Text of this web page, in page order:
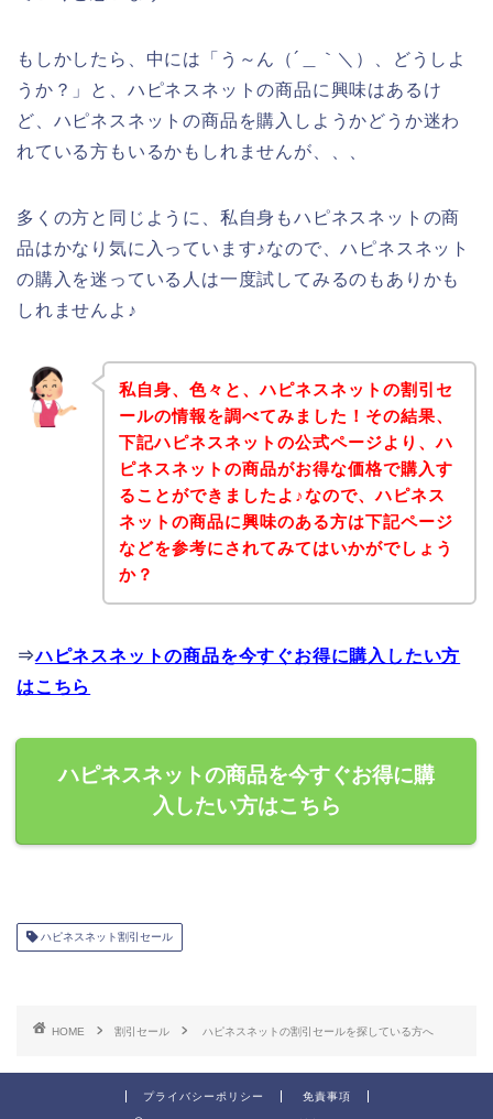
もしかしたら、中には「う～ん（´＿｀＼）、どうしよ
うか？」と、ハピネスネットの商品に興味はあるけ
ど、ハピネスネットの商品を購入しようかどうか迷わ
れている方もいるかもしれませんが、、、
多くの方と同じように、私自身もハピネスネットの商
品はかなり気に入っています♪なので、ハピネスネット
の購入を迷っている人は一度試してみるのもありかも
しれませんよ♪
私自身、色々と、ハピネスネットの割引セ
ールの情報を調べてみました！その結果、
下記ハピネスネットの公式ページより、ハ
ピネスネットの商品がお得な価格で購入す
ることができましたよ♪なので、ハピネス
ネットの商品に興味のある方は下記ページ
などを参考にされてみてはいかがでしょう
か？
⇒ハピネスネットの商品を今すぐお得に購入したい方
はこちら
ハピネスネットの商品を今すぐお得に購
入したい方はこちら
ハピネスネット割引セール
HOME 割引セール ハピネスネットの割引セールを探している方へ
プライバシーポリシー 免責事項